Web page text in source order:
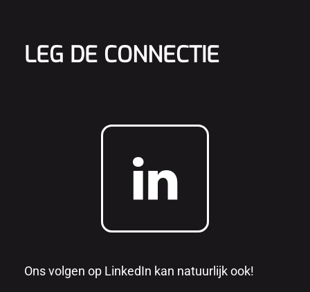
LEG DE CONNECTIE
Ons volgen op LinkedIn kan natuurlijk ook!